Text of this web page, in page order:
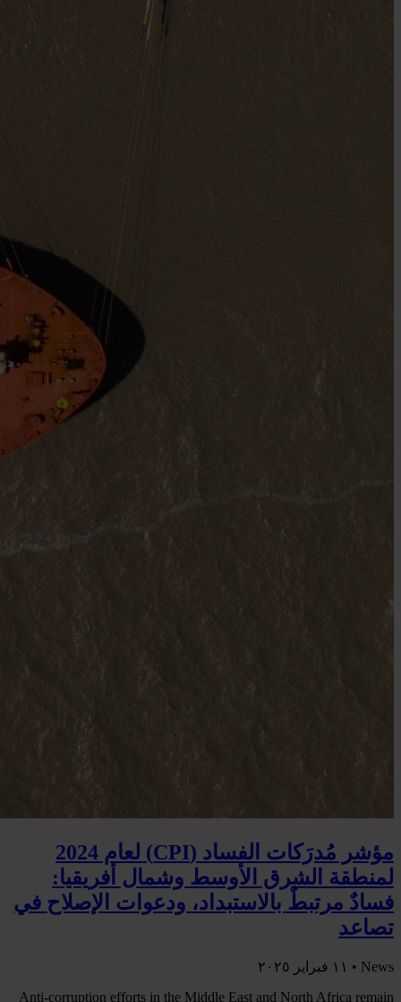
مؤشر مُدرَكات الفساد (CPI) لعام 2024
لمنطقة الشرق الأوسط وشمال أفريقيا:
فسادٌ مرتبطٌ بالاستبداد، ودعوات الإصلاح في
تصاعد
News •
١١ فبراير ٢٠٢٥
Anti-corruption efforts in the Middle East and North Africa remain